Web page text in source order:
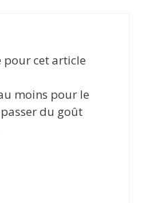
pour cet article
moins pour le
du goût